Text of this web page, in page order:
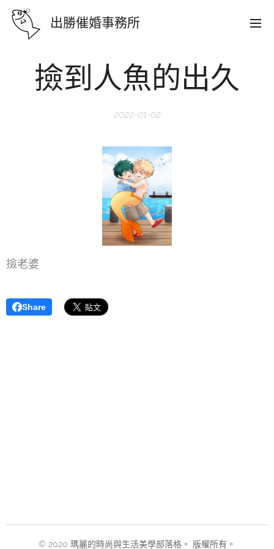
出勝催婚事務所
撿到人魚的出久
2022-01-02
撿老婆
Share
© 2020 瑪麗的時尚與生活美學部落格。 版權所有。